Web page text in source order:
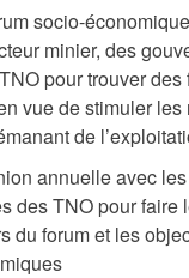
socio-
minier, des
pour trouver des
vue de stimuler les
de
annuelle avec
des TNO pour faire
du forum et les